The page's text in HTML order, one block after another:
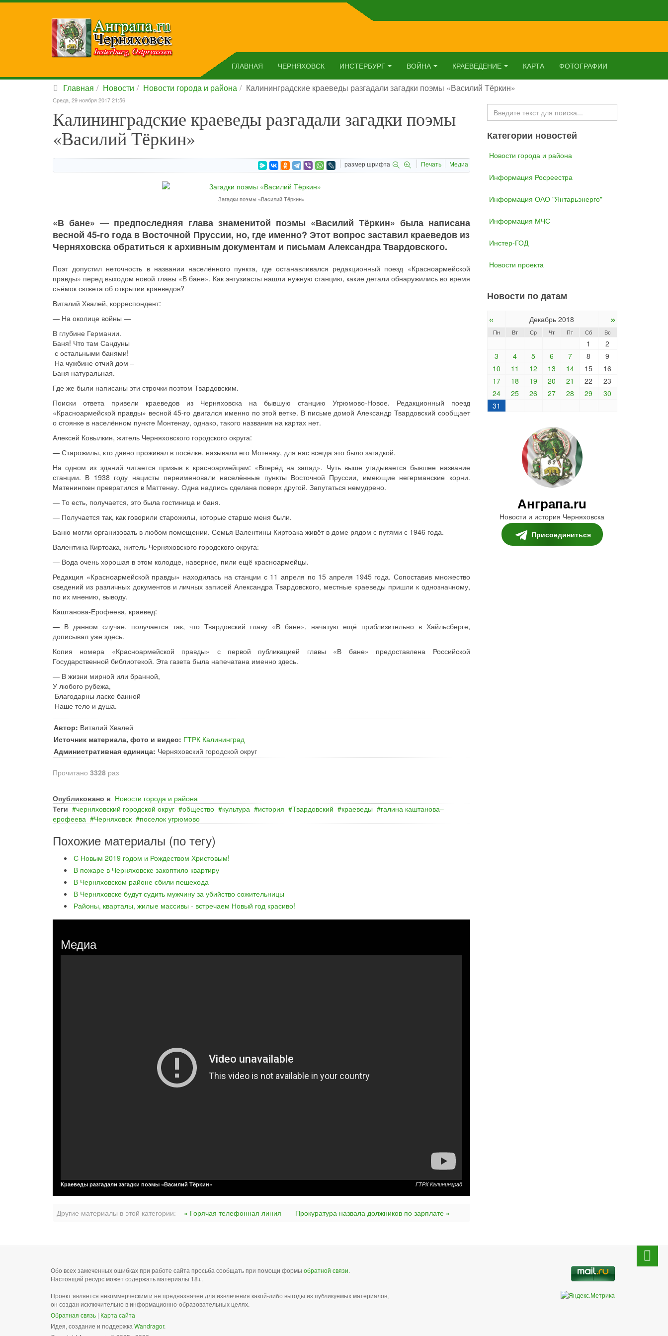
ГЛАВНАЯ ЧЕРНЯХОВСК ИНСТЕРБУРГ ВОЙНА КРАЕВЕДЕНИЕ КАРТА ФОТОГРАФИИ
Главная Новости Новости города и района Калининградские краеведы разгадали загадки поэмы «Василий Тёркин»
Среда, 29 ноября 2017 21:56
Калининградские краеведы разгадали загадки поэмы
«Василий Тёркин»
размер шрифта Печать Медиа
Загадки поэмы «Василий Тёркин»
«В бане» — предпоследняя глава знаменитой поэмы «Василий Тёркин» была написана
весной 45-го года в Восточной Пруссии, но, где именно? Этот вопрос заставил краеведов из
Черняховска обратиться к архивным документам и письмам Александра Твардовского.
Поэт допустил неточность в названии населённого пункта, где останавливался редакционный поезд «Красноармейской
правды» перед выходом новой главы «В бане». Как энтузиасты нашли нужную станцию, какие детали обнаружились во время
съёмок сюжета об открытии краеведов?
Виталий Хвалей, корреспондент:
— На околице войны —
В глубине Германии.
Баня! Что там Сандуны
с остальными банями!
На чужбине отчий дом –
Баня натуральная.
Где же были написаны эти строчки поэтом Твардовским.
Поиски ответа привели краеведов из Черняховска на бывшую станцию Угрюмово-Новое. Редакционный поезд
«Красноармейской правды» весной 45-го двигался именно по этой ветке. В письме домой Александр Твардовский сообщает
о стоянке в населённом пункте Монтенау, однако, такого названия на картах нет.
Алексей Ковылкин, житель Черняховского городского округа:
— Старожилы, кто давно проживал в посёлке, называли его Мотенау, для нас всегда это было загадкой.
На одном из зданий читается призыв к красноармейцам: «Вперёд на запад». Чуть выше угадывается бывшее название
станции. В 1938 году нацисты переименовали населённые пункты Восточной Пруссии, имеющие негерманские корни.
Матенингкен превратился в Маттенау. Одна надпись сделана поверх другой. Запутаться немудрено.
— То есть, получается, это была гостиница и баня.
— Получается так, как говорили старожилы, которые старше меня были.
Баню могли организовать в любом помещении. Семья Валентины Киртоака живёт в доме рядом с путями с 1946 года.
Валентина Киртоака, житель Черняховского городского округа:
— Вода очень хорошая в этом колодце, наверное, пили ещё красноармейцы.
Редакция «Красноармейской правды» находилась на станции с 11 апреля по 15 апреля 1945 года. Сопоставив множество
сведений из различных документов и личных записей Александра Твардовского, местные краеведы пришли к однозначному,
по их мнению, выводу.
Каштанова-Ерофеева, краевед:
— В данном случае, получается так, что Твардовский главу «В бане», начатую ещё приблизительно в Хайльсберге,
дописывал уже здесь.
Копия номера «Красноармейской правды» с первой публикацией главы «В бане» предоставлена Российской
Государственной библиотекой. Эта газета была напечатана именно здесь.
— В жизни мирной или бранной,
У любого рубежа,
Благодарны ласке банной
Наше тело и душа.
Автор: Виталий Хвалей
Источник материала, фото и видео: ГТРК Калининград
Административная единица: Черняховский городской округ
Прочитано 3328 раз
Опубликовано в Новости города и района
Теги
черняховский городской округ общество культура история Твардовский краеведы
галина каштанова–
ерофеева
Черняховск поселок угрюмово
Похожие материалы (по тегу)
С Новым 2019 годом и Рождеством Христовым!
В пожаре в Черняховске закоптило квартиру
В Черняховском районе сбили пешехода
В Черняховске будут судить мужчину за убийство сожительницы
Районы, кварталы, жилые массивы - встречаем Новый год красиво!
Медиа
Краеведы разгадали загадки поэмы «Василий Тёркин» ГТРК Калининград
Другие материалы в этой категории: « Горячая телефонная линия Прокуратура назвала должников по зарплате »
Искать...
Категории новостей
Новости города и района
Информация Росреестра
Информация ОАО "Янтарьэнерго"
Информация МЧС
Инстер-ГОД
Новости проекта
Новости по датам
« Декабрь 2018 »
Пн Вт Ср Чт Пт Сб Вс
1
2
3
4 5 6 7 8
9
10
11 12 13 14 15
16
17
18 19 20 21 22
23
24
25 26 27 28 29
30
31
Анграпа.ru
Новости и история Черняховска
Присоединиться
Обо всех замеченных ошибках при работе сайта просьба сообщать при помощи формы обратной связи.
Настоящий ресурс может содержать материалы 18+.
Проект является некоммерческим и не предназначен для извлечения какой-либо выгоды из публикуемых материалов,
он создан исключительно в информационно-образовательных целях.
Обратная связь | Карта сайта
Идея, создание и поддержка Wandragor.